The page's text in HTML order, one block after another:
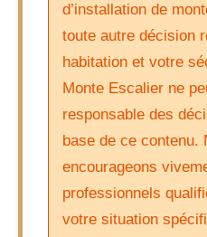
d’installation de
toute autre décision
habitation et votre
Monte Escalier ne
responsable des
base de ce contenu.
encourageons
professionnels
votre situation